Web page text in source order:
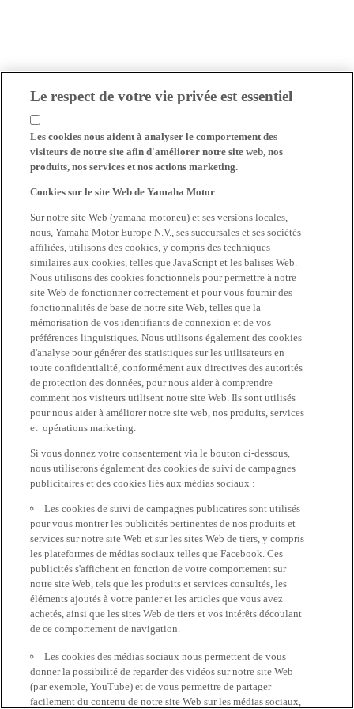
Le respect de votre vie privée est essentiel
Les cookies nous aident à analyser le comportement des
visiteurs de notre site afin d'améliorer notre site web, nos
produits, nos services et nos actions marketing.
Cookies sur le site Web de Yamaha Motor
Sur notre site Web (yamaha-motor.eu) et ses versions locales,
nous, Yamaha Motor Europe N.V., ses succursales et ses sociétés
affiliées, utilisons des cookies, y compris des techniques
similaires aux cookies, telles que JavaScript et les balises Web.
Nous utilisons des cookies fonctionnels pour permettre à notre
site Web de fonctionner correctement et pour vous fournir des
fonctionnalités de base de notre site Web, telles que la
mémorisation de vos identifiants de connexion et de vos
préférences linguistiques. Nous utilisons également des cookies
d'analyse pour générer des statistiques sur les utilisateurs en
toute confidentialité, conformément aux directives des autorités
de protection des données, pour nous aider à comprendre
comment nos visiteurs utilisent notre site Web. Ils sont utilisés
pour nous aider à améliorer notre site web, nos produits, services
et opérations marketing.
Si vous donnez votre consentement via le bouton ci-dessous,
nous utiliserons également des cookies de suivi de campagnes
publicitaires et des cookies liés aux médias sociaux :
Les cookies de suivi de campagnes publicatires sont utilisés
pour vous montrer les publicités pertinentes de nos produits et
services sur notre site Web et sur les sites Web de tiers, y compris
les plateformes de médias sociaux telles que Facebook. Ces
publicités s'affichent en fonction de votre comportement sur
notre site Web, tels que les produits et services consultés, les
éléments ajoutés à votre panier et les articles que vous avez
achetés, ainsi que les sites Web de tiers et vos intérêts découlant
de ce comportement de navigation.
Les cookies des médias sociaux nous permettent de vous
donner la possibilité de regarder des vidéos sur notre site Web
(par exemple, YouTube) et de vous permettre de partager
facilement du contenu de notre site Web sur les médias sociaux,